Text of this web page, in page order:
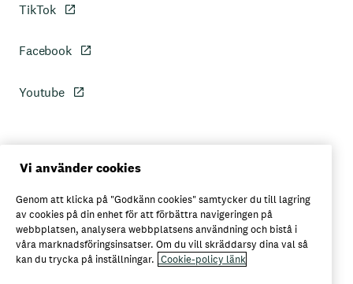
TikTok
Facebook
Youtube
Personuppgiftspolicy
Axfoods integritetspolicy
Vi använder cookies
Genom att klicka på "Godkänn cookies" samtycker du till lagring
av cookies på din enhet för att förbättra navigeringen på
webbplatsen, analysera webbplatsens användning och bistå i
våra marknadsföringsinsatser. Om du vill skräddarsy dina val så
kan du trycka på inställningar. Cookie-policy länk